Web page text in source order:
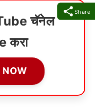
Share
चॅनेल
करा
NOW